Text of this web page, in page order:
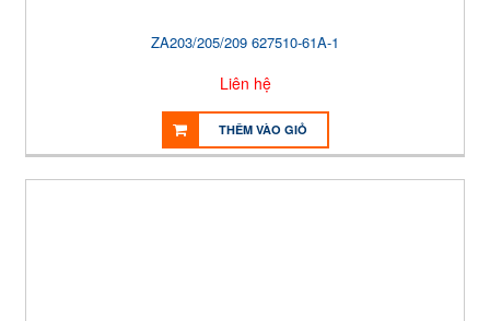
ZA203/205/209 627510-61A-1
Liên hệ
THÊM VÀO GIỎ